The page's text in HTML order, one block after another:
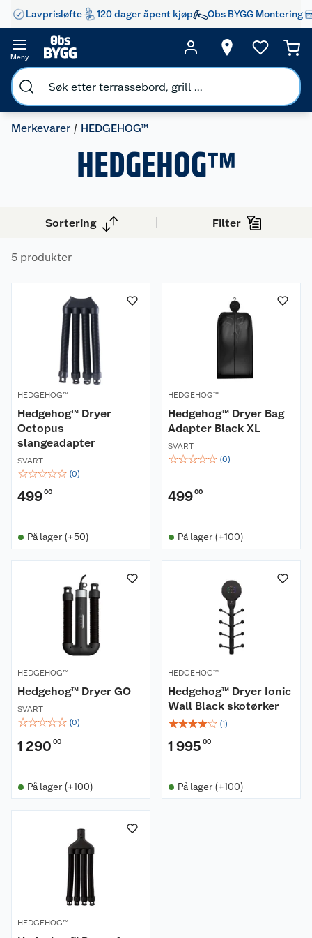
Lavprisløfte 120 dager åpent kjøp Obs BYGG Montering
Meny
Merkevarer HEDGEHOG™
HEDGEHOG™
Sortering Filter
5 produkter
HEDGEHOG™
Hedgehog™ Dryer
Octopus
slangeadapter
SVART
☆☆☆☆☆ (0)
49900
På lager (+50)
HEDGEHOG™
Hedgehog™ Dryer Bag
Adapter Black XL
SVART
☆☆☆☆☆ (0)
49900
På lager (+100)
HEDGEHOG™
Hedgehog™ Dryer GO
SVART
☆☆☆☆☆ (0)
1 290 00
På lager (+100)
HEDGEHOG™
Hedgehog™ Dryer Ionic
Wall Black skotørker
☆☆☆☆☆ (1)
1 995 00
På lager (+100)
HEDGEHOG™
Kundeservice
Kontakt oss
Våre merkevarer
Våre kjeder